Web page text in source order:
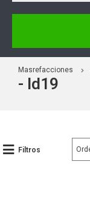
Masrefacciones
- Id19
Filtros